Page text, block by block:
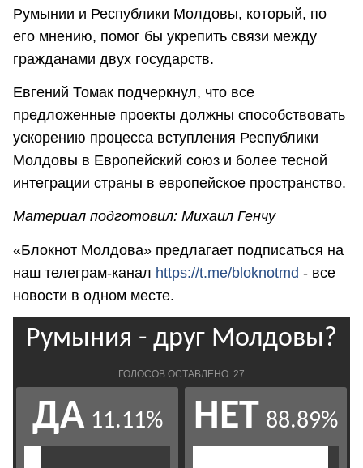
Румынии и Республики Молдовы, который, по
его мнению, помог бы укрепить связи между
гражданами двух государств.
Евгений Томак подчеркнул, что все
предложенные проекты должны способствовать
ускорению процесса вступления Республики
Молдовы в Европейский союз и более тесной
интеграции страны в европейское пространство.
Материал подготовил: Михаил Генчу
«Блокнот Молдова» предлагает подписаться на
наш телеграм-канал https://t.me/bloknotmd - все
новости в одном месте.